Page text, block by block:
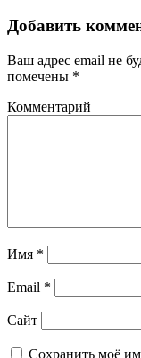
Добавить
Ваш адрес email не
помечены *
Комментарий
Имя *
Email *
Сайт
Сохранить моё